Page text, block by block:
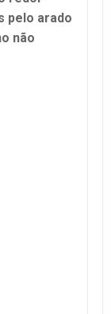
pelo arado
não